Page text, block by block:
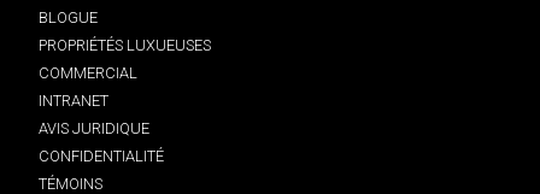
BLOGUE
PROPRIÉTÉS LUXUEUSES
COMMERCIAL
INTRANET
AVIS JURIDIQUE
CONFIDENTIALITÉ
TÉMOINS